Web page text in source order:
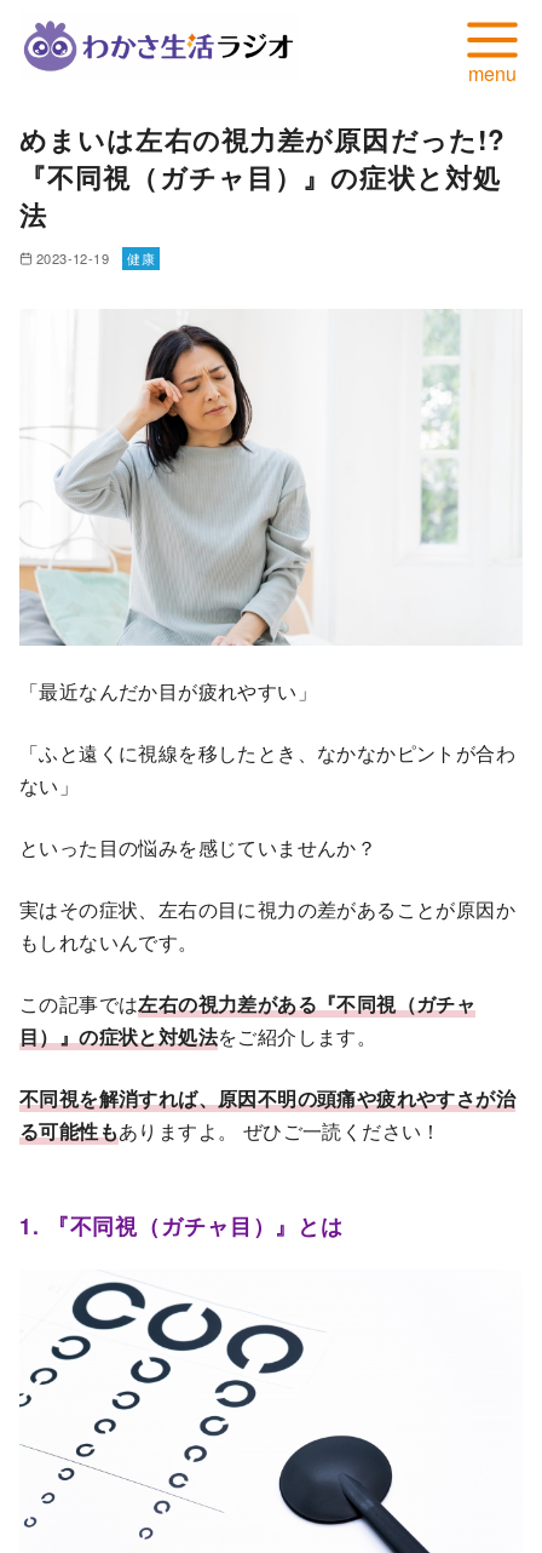
めまいは左右の視力差が原因だった!?
『不同視（ガチャ目）』の症状と対処
法
2023-12-19 健康
「最近なんだか目が疲れやすい」
「ふと遠くに視線を移したとき、なかなかピントが合わ
ない」
といった目の悩みを感じていませんか？
実はその症状、左右の目に視力の差があることが原因か
もしれないんです。
この記事では左右の視力差がある『不同視（ガチャ
目）』の症状と対処法をご紹介します。
不同視を解消すれば、原因不明の頭痛や疲れやすさが治
る可能性もありますよ。 ぜひご一読ください！
1. 『不同視（ガチャ目）』とは